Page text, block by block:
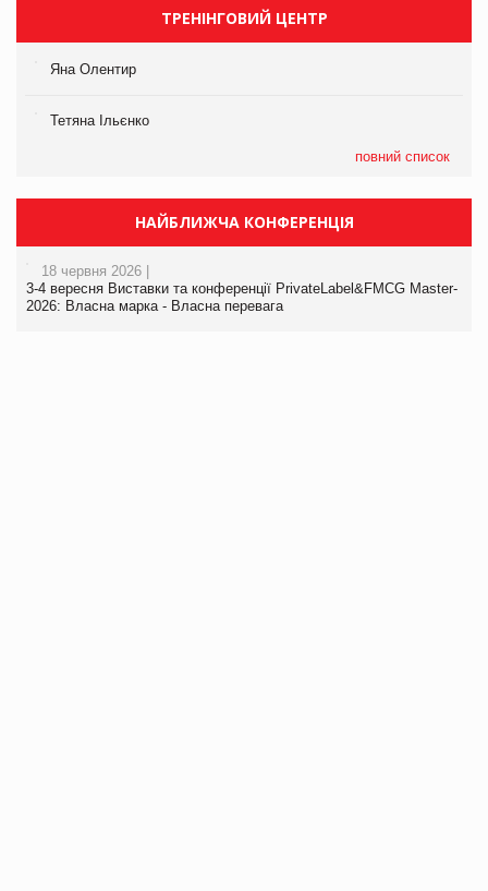
ТРЕНІНГОВИЙ ЦЕНТР
Яна Олентир
Тетяна Ільєнко
повний список
НАЙБЛИЖЧА КОНФЕРЕНЦІЯ
18 червня 2026 |
3-4 вересня Виставки та конференції PrivateLabel&FMCG Master-
2026: Власна марка - Власна перевага